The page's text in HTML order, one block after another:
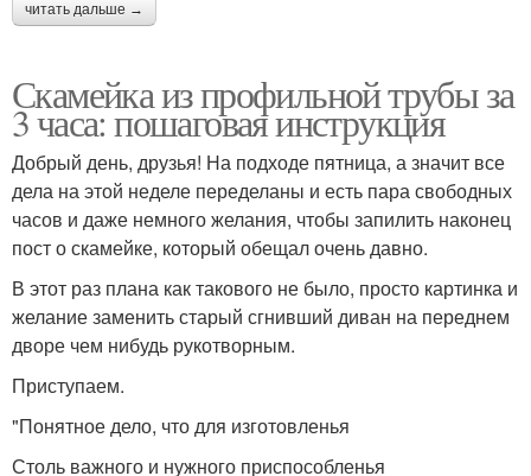
читать дальше →
Скамейка из профильной трубы за
3 часа: пошаговая инструкция
Добрый день, друзья! На подходе пятница, а значит все
дела на этой неделе переделаны и есть пара свободных
часов и даже немного желания, чтобы запилить наконец
пост о скамейке, который обещал очень давно.
В этот раз плана как такового не было, просто картинка и
желание заменить старый сгнивший диван на переднем
дворе чем нибудь рукотворным.
Приступаем.
"Понятное дело, что для изготовленья
Столь важного и нужного приспособленья